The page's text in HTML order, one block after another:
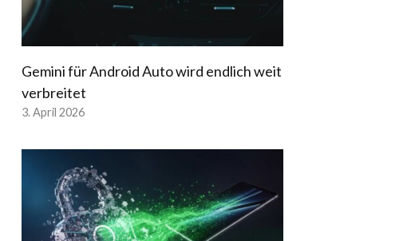
Gemini für Android Auto wird endlich weit
verbreitet
3. April 2026